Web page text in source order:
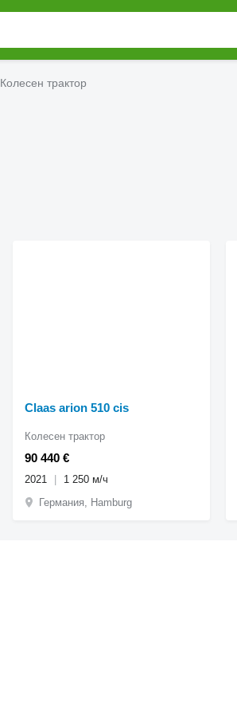
Колесен трактор
Claas arion 510 cis
90 440 €
Колесен трактор
2021
1 250 м/ч
Германия, Hamburg